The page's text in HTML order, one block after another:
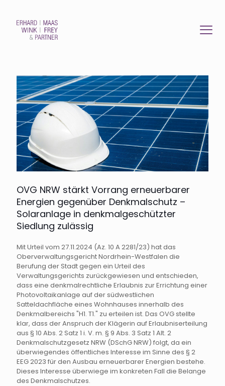
OVG NRW stärkt Vorrang erneuerbarer
Energien gegenüber Denkmalschutz –
Solaranlage in denkmalgeschützter
Siedlung zulässig
Mit Urteil vom 27.11.2024 (Az. 10 A 2281/23) hat das
Oberverwaltungsgericht Nordrhein-Westfalen die
Berufung der Stadt gegen ein Urteil des
Verwaltungsgerichts zurückgewiesen und entschieden,
dass eine denkmalrechtliche Erlaubnis zur Errichtung einer
Photovoltaikanlage auf der südwestlichen
Satteldachfläche eines Wohnhauses innerhalb des
Denkmalbereichs "H1. T1." zu erteilen ist. Das OVG stellte
klar, dass der Anspruch der Klägerin auf Erlaubniserteilung
aus § 10 Abs. 2 Satz 1 i. V. m. § 9 Abs. 3 Satz 1 Alt. 2
Denkmalschutzgesetz NRW (DSchG NRW) folgt, da ein
überwiegendes öffentliches Interesse im Sinne des § 2
EEG 2023 für den Ausbau erneuerbarer Energien bestehe.
Dieses Interesse überwiege im konkreten Fall die Belange
des Denkmalschutzes.